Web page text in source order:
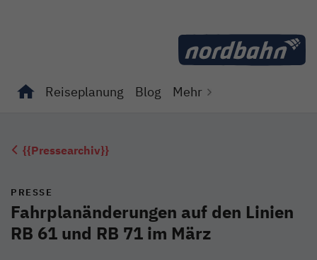
Reiseplanung Blog Mehr
{{Pressearchiv}}
PRESSE
Fahrplanänderungen auf den Linien
RB 61 und RB 71 im März